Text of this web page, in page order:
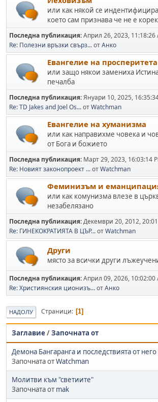
или как някой се
което сам признава че не е
Последна публикация:Април 26, 2023, 11:18:26
Re: Полезни връзки свърз...отАнко
Евангелие на просперитета
или защо някои замениха
печалба
Последна публикация:Януари 10, 2025,
Re: TD Jakes and Joel Os...отWatchman
Евангелие на хуманизма
или как направихме човека и
от Бога и божието
Последна публикация: Март 29, 2023, 16:03:14
Re: Новият законопроект ...отWatchman
Феминизъм и
или как комунизма влезе в
незабелязано
Последна публикация:Декември 20, 2012,
Re: ГИНЕКОКРАТИЯТА В ЦЪР...отWatchman
Други
място за всички други
Последна публикация:Април 09, 2026, 10:02:00
Re: Християнския ционизъ...отАнко
НАДОЛУ Страници 1
Заглавие/Започната от
Демона Бангаранга и последствията от него
Започната отWatchman
Молитви към "светиите"
Започната от mak